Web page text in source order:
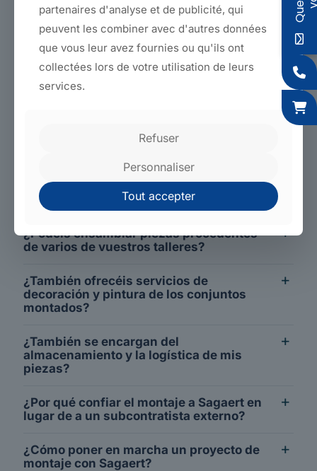
Montaje y acabados: preguntas
¿Qué operaciones adicionales ofrecéis
tras la fabricación?
¿Podéis ensamblar piezas procedentes
de varios de vuestros talleres?
¿También ofrecéis servicios de
decoración y pintura de los conjuntos
montados?
¿También se encargan del
almacenamiento y la logística de mis
piezas?
¿Por qué confiar el montaje a Sagaert en
lugar de a un subcontratista externo?
¿Cómo poner en marcha un proyecto de
montaje con Sagaert?
partenaires d'analyse et de publicité, qui
peuvent les combiner avec d'autres données
que vous leur avez fournies ou qu'ils ont
collectées lors de votre utilisation de leurs
services.
Refuser
Personnaliser
Tout accepter